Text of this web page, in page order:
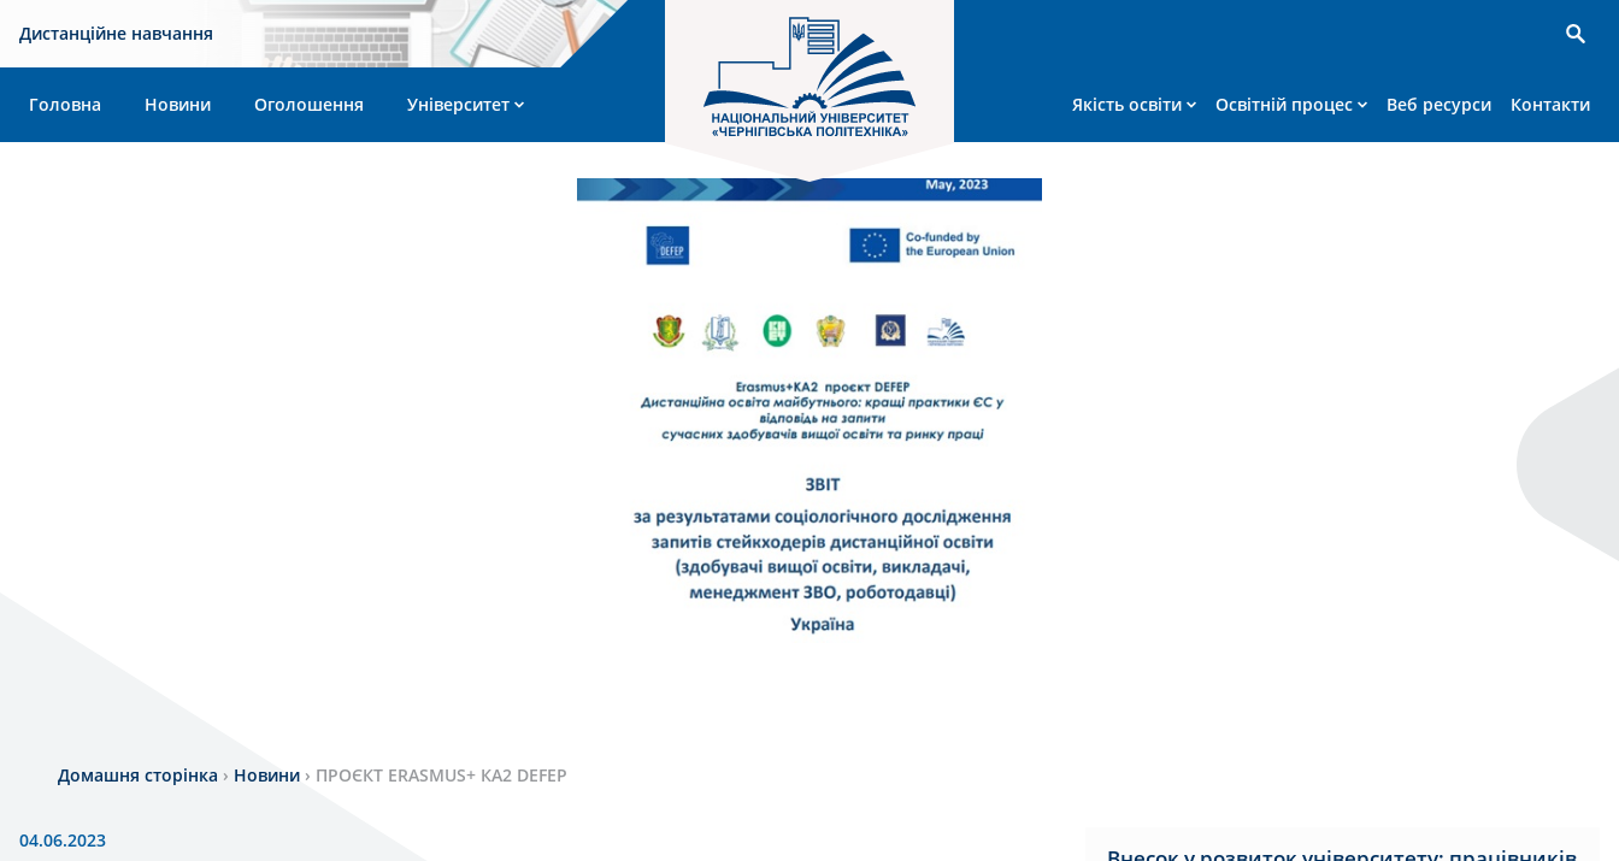
Дистанційне навчання
Головна Новини Оголошення Університет Якість освіти Освітній процес Веб ресурси Контакти
Домашня сторінка › Новини › ПРОЄКТ ERASMUS+ КА2 DEFEP
04.06.2023